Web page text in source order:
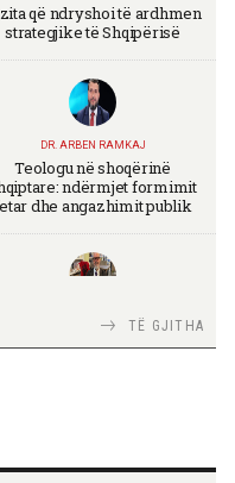
që ndryshoi të ardhmen
strategjike të Shqipërisë
DR. ARBEN RAMKAJ
Teologu në shoqërinë
ndërmjet formimit
dhe angazhimit publik
TIRANA DIPLOMAT
TIRANA DIPLOMAT
TË GJITHA